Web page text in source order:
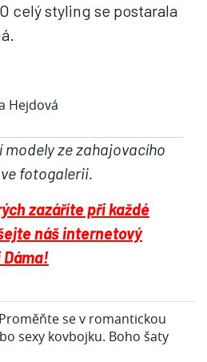
celý styling se postarala
Hejdová
modely ze zahajovacího
fotogalerii.
zazáříte při každé
náš internetový